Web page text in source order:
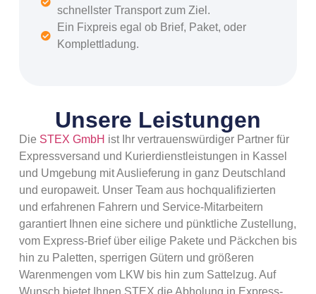
Unsere Leistungen
Die STEX GmbH ist Ihr vertrauenswürdiger Partner für
Expressversand und Kurierdienstleistungen in Kassel
und Umgebung mit Auslieferung in ganz Deutschland
und europaweit. Unser Team aus hochqualifizierten
und erfahrenen Fahrern und Service-Mitarbeitern
garantiert Ihnen eine sichere und pünktliche Zustellung,
vom Express-Brief über eilige Pakete und Päckchen bis
hin zu Paletten, sperrigen Gütern und größeren
Warenmengen vom LKW bis hin zum Sattelzug. Auf
Wunsch bietet Ihnen STEX die Abholung in Express-
schnellster Transport zum Ziel.
Ein Fixpreis egal ob Brief, Paket, oder
Komplettladung.